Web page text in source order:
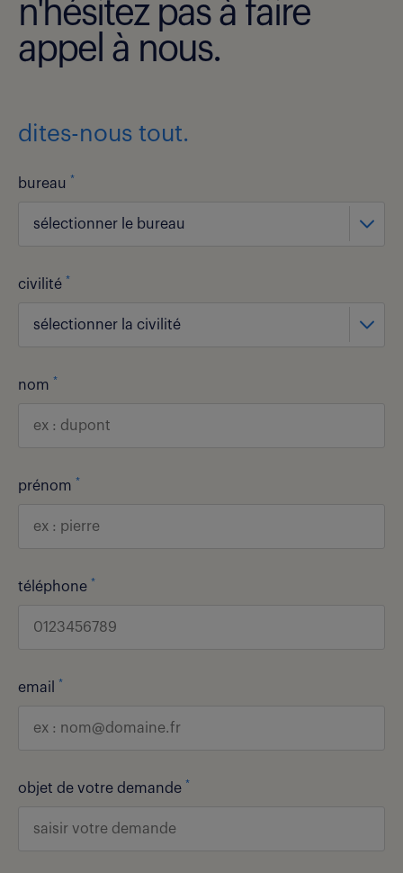
n'hésitez pas à faire
appel à nous.
dites-nous tout.
bureau *
sélectionner le bureau
civilité *
sélectionner la civilité
nom *
prénom *
téléphone *
email *
objet de votre demande *